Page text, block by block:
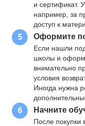
и сертификат.
например, за
доступ к
5 Оформите
Если нашли
школы и
внимательно
условия
Иногда нужна
6 Начните
После покупки